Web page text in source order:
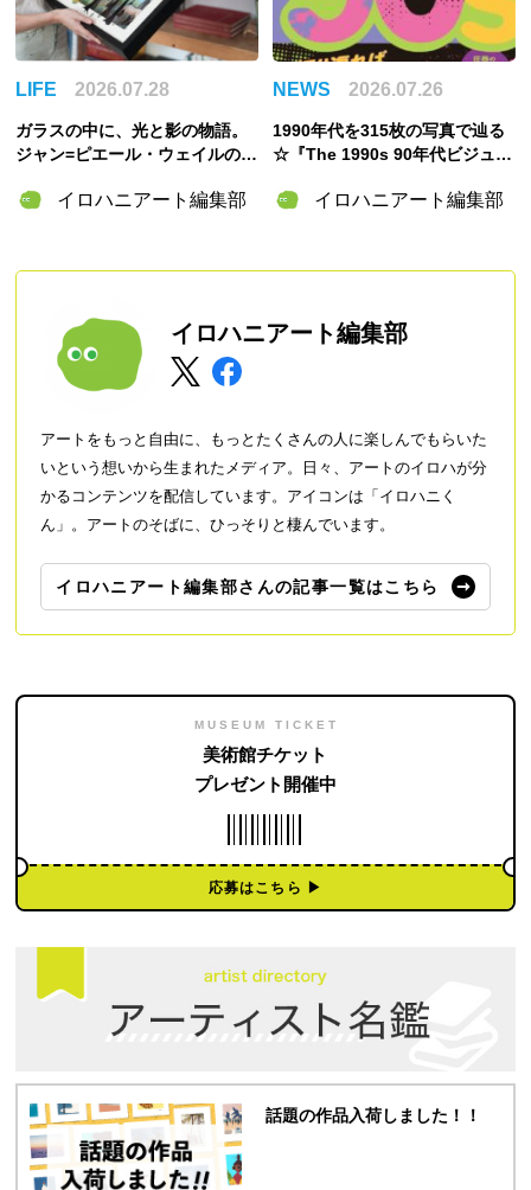
LIFE 2026.07.28
ガラスの中に、光と影の物語。
ジャン=ピエール・ウェイルの
イロハニアート編集部
NEWS 2026.07.26
1990年代を315枚の写真で辿る
☆『The 1990s 90年代ビジュア
刊行
イロハニアート編集部
イロハニアート編集部
アートをもっと自由に、もっとたくさんの人に楽しんでもらいた
いという想いから生まれたメディア。日々、アートのイロハが分
かるコンテンツを配信しています。アイコンは「イロハニく
ん」。アートのそばに、ひっそりと棲んでいます。
イロハニアート編集部さんの記事一覧はこちら
MUSEUM TICKET
美術館チケット
プレゼント開催中
応募はこちら ▶︎
話題の作品入荷しました！！